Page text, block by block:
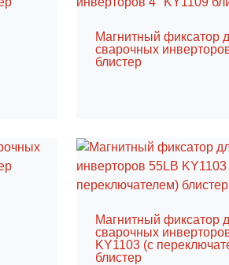
Магнитный фиксатор
сварочных
блистер
Магнитный фиксатор
сварочных
KY1103 (с
блистер